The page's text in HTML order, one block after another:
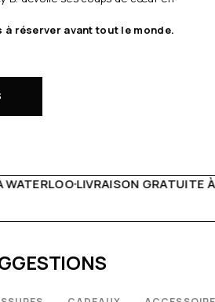
réserver avant tout le monde.
À PARTIR DE 150€LIVE